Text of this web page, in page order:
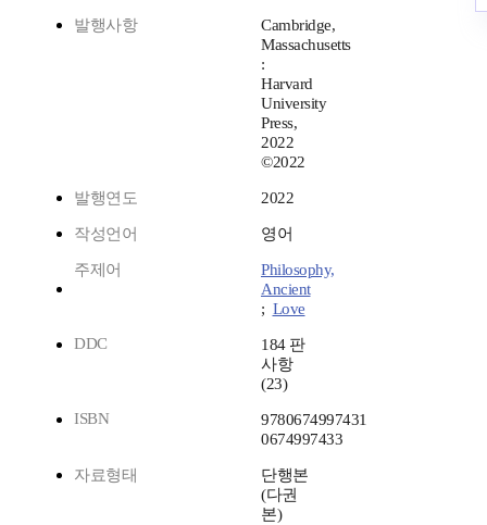
발행사항
Cambridge,
Massachusetts
:
Harvard
University
Press,
2022
©2022
발행연도 2022
작성언어 영어
주제어
Philosophy,
Ancient
; Love
DDC
184 판
사항
(23)
ISBN
9780674997431
0674997433
자료형태
단행본
(다권
본)